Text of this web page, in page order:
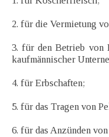
2. für die Vermietung
3. für den Betrieb von
kaufmännischer
4. für Erbschaften;
5. für das Tragen von
6. für das Anzünden